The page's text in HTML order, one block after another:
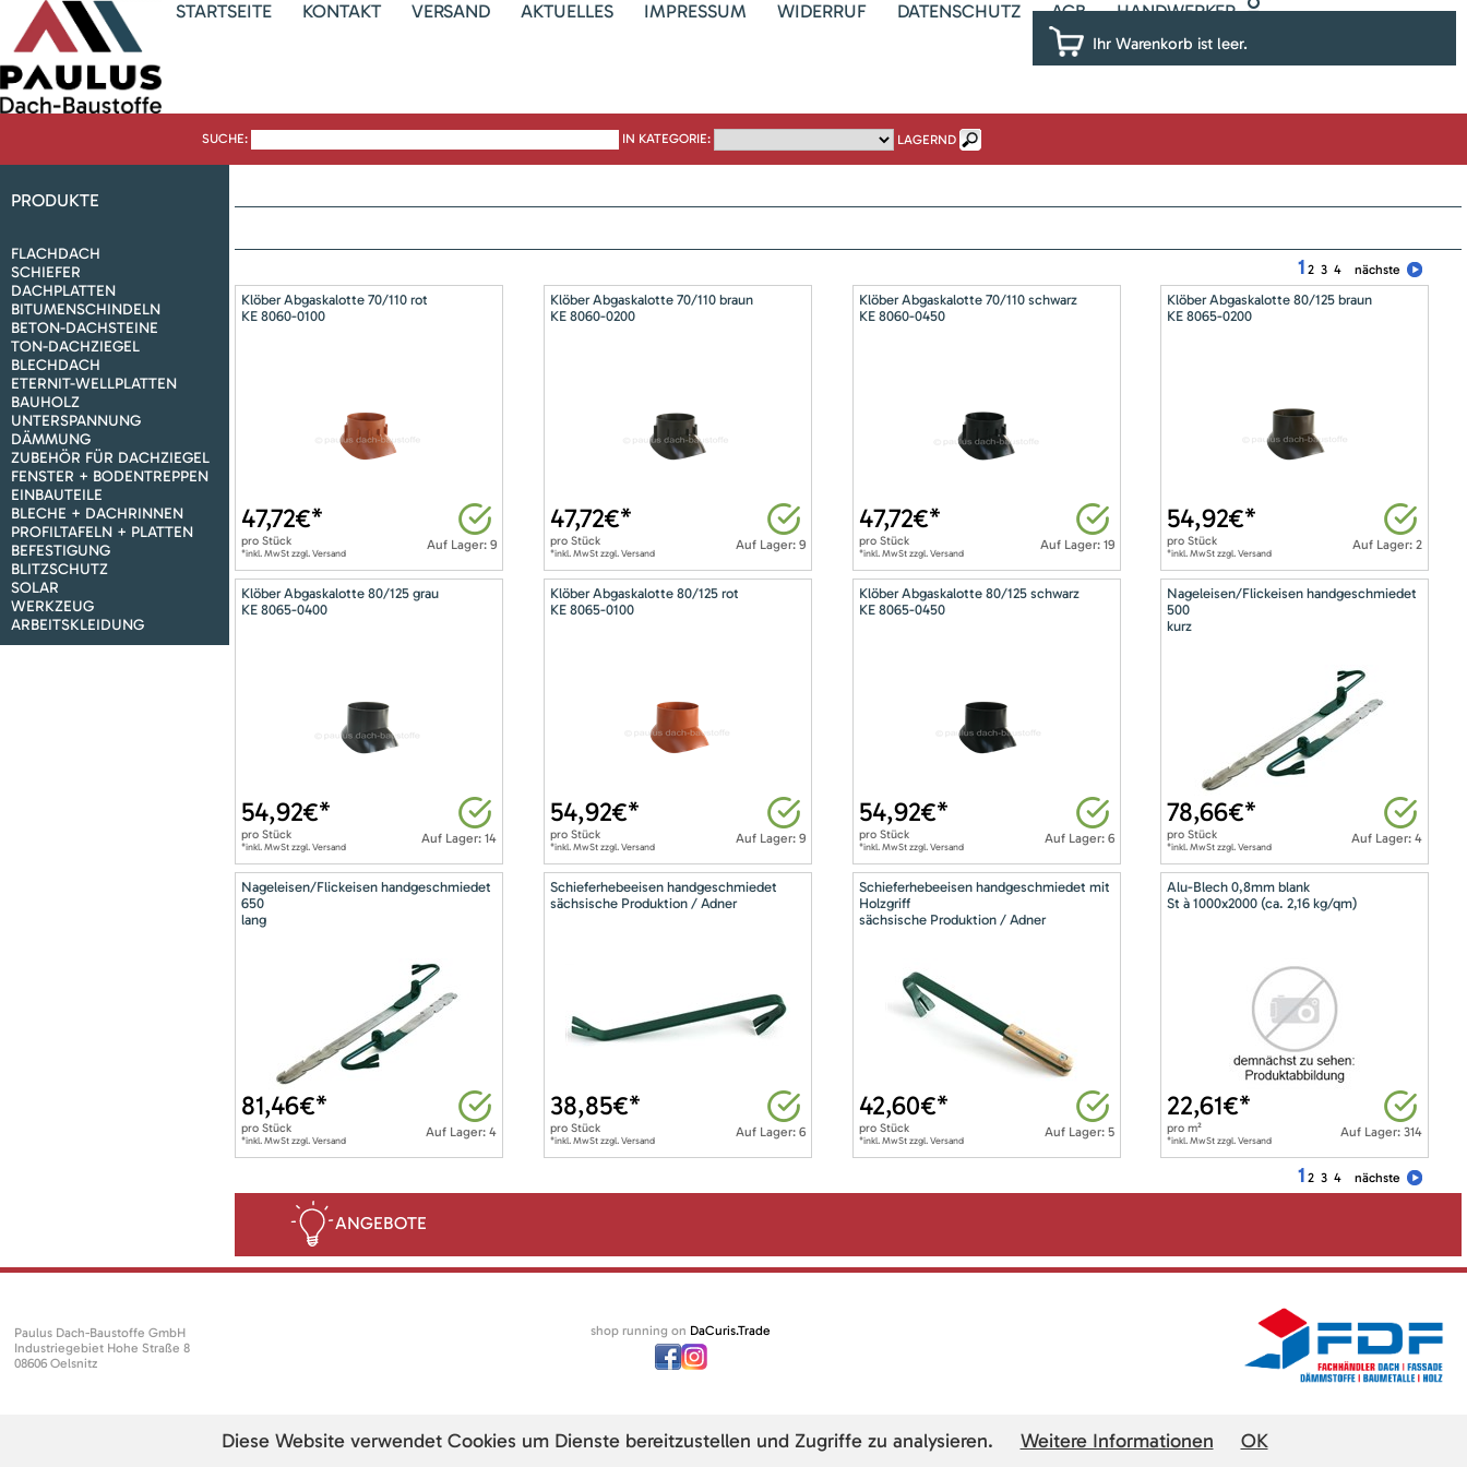
STARTSEITE KONTAKT VERSAND AKTUELLES IMPRESSUM WIDERRUF DATENSCHUTZ AGB HANDWERKER
Ihr Warenkorb ist leer.
SUCHE: IN KATEGORIE: LAGERND
PRODUKTE
FLACHDACH
SCHIEFER
DACHPLATTEN
BITUMENSCHINDELN
BETON-DACHSTEINE
TON-DACHZIEGEL
BLECHDACH
ETERNIT-WELLPLATTEN
BAUHOLZ
UNTERSPANNUNG
DÄMMUNG
ZUBEHÖR FÜR DACHZIEGEL
FENSTER + BODENTREPPEN
EINBAUTEILE
BLECHE + DACHRINNEN
PROFILTAFELN + PLATTEN
BEFESTIGUNG
BLITZSCHUTZ
SOLAR
WERKZEUG
ARBEITSKLEIDUNG
1 2 3 4 nächste
Klöber Abgaskalotte 70/110 rot
KE 8060-0100
Auf Lager: 9
47,72€*
pro Stück
*inkl. MwSt zzgl. Versand
Klöber Abgaskalotte 70/110 braun
KE 8060-0200
Auf Lager: 9
47,72€*
pro Stück
*inkl. MwSt zzgl. Versand
Klöber Abgaskalotte 70/110 schwarz
KE 8060-0450
Auf Lager: 19
47,72€*
pro Stück
*inkl. MwSt zzgl. Versand
Klöber Abgaskalotte 80/125 braun
KE 8065-0200
Auf Lager: 2
54,92€*
proStück
*inkl. MwSt zzgl. Versand
Klöber Abgaskalotte 80/125 grau
KE 8065-0400
Auf Lager: 14
54,92€*
pro Stück
*inkl. MwSt zzgl. Versand
Klöber Abgaskalotte 80/125 rot
KE 8065-0100
Auf Lager: 9
54,92€*
pro Stück
*inkl. MwSt zzgl. Versand
Klöber Abgaskalotte 80/125 schwarz
KE 8065-0450
Auf Lager: 6
54,92€*
pro Stück
*inkl. MwSt zzgl. Versand
Nageleisen/Flickeisen handgeschmiedet
500
kurz
Auf Lager: 4
78,66€*
proStück
*inkl. MwSt zzgl. Versand
Nageleisen/Flickeisen handgeschmiedet
650
lang
Auf Lager: 4
81,46€*
pro Stück
*inkl. MwSt zzgl. Versand
Schieferhebeeisen handgeschmiedet
sächsische Produktion / Adner
Auf Lager: 6
38,85€*
pro Stück
*inkl. MwSt zzgl. Versand
Schieferhebeeisen handgeschmiedet mit
Holzgriff
sächsische Produktion / Adner
Auf Lager: 5
42,60€*
pro Stück
*inkl. MwSt zzgl. Versand
Alu-Blech 0,8mm blank
St à 1000x2000 (ca. 2,16 kg/qm)
Auf Lager: 314
22,61€*
prom²
*inkl. MwSt zzgl. Versand
1 2 3 4 nächste
ANGEBOTE
Paulus Dach-Baustoffe GmbH
Industriegebiet Hohe Straße 8
08606 Oelsnitz
shop running on DaCuris.Trade
Diese Website verwendet Cookies um Dienste bereitzustellen und Zugriffe zu analysieren. Weitere Informationen OK